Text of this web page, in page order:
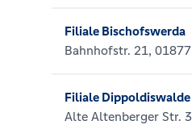
Filiale Bischofswerda
Bahnhofstr. 21,
Filiale Dippoldiswalde
Alte Altenberger Str.